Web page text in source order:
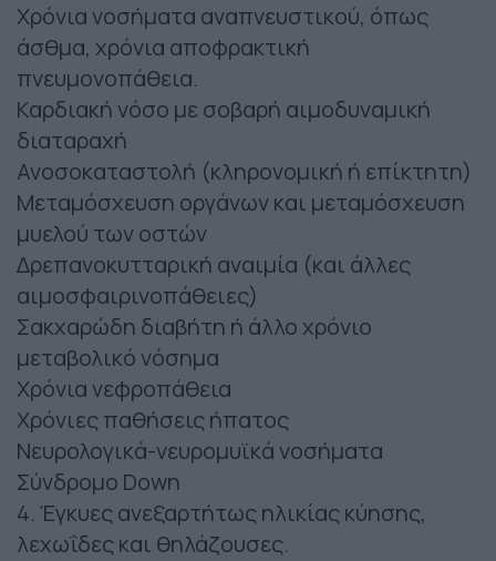
Χρόνια νοσήματα αναπνευστικού, όπως
άσθμα, χρόνια αποφρακτική
πνευμονοπάθεια.
Καρδιακή νόσο με σοβαρή αιμοδυναμική
διαταραχή
Ανοσοκαταστολή (κληρονομική ή επίκτητη)
Μεταμόσχευση οργάνων και μεταμόσχευση
μυελού των οστών
Δρεπανοκυτταρική αναιμία (και άλλες
αιμοσφαιρινοπάθειες)
Σακχαρώδη διαβήτη ή άλλο χρόνιο
μεταβολικό νόσημα
Χρόνια νεφροπάθεια
Χρόνιες παθήσεις ήπατος
Νευρολογικά-νευρομυϊκά νοσήματα
Σύνδρομο Down
4. Έγκυες ανεξαρτήτως ηλικίας κύησης,
λεχωΐδες και θηλάζουσες.